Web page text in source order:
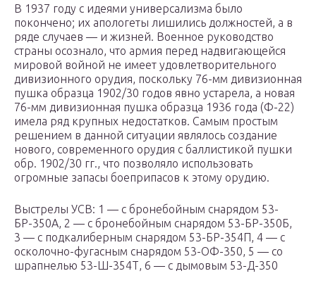
В 1937 году с идеями универсализма было
покончено; их апологеты лишились должностей, а в
ряде случаев — и жизней. Военное руководство
страны осознало, что армия перед надвигающейся
мировой войной не имеет удовлетворительного
дивизионного орудия, поскольку 76-мм дивизионная
пушка образца 1902/30 годов явно устарела, а новая
76-мм дивизионная пушка образца 1936 года (Ф-22)
имела ряд крупных недостатков. Самым простым
решением в данной ситуации являлось создание
нового, современного орудия с баллистикой пушки
обр. 1902/30 гг., что позволяло использовать
огромные запасы боеприпасов к этому орудию.
Выстрелы УСВ: 1 — с бронебойным снарядом 53-
БР-350А, 2 — с бронебойным снарядом 53-БР-350Б,
3 — с подкалиберным снарядом 53-БР-354П, 4 — с
осколочно-фугасным снарядом 53-ОФ-350, 5 — со
шрапнелью 53-Ш-354Т, 6 — с дымовым 53-Д-350